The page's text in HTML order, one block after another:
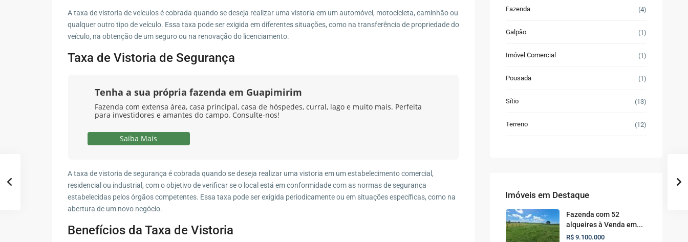
A taxa de vistoria de veículos é cobrada quando se deseja realizar uma vistoria em um automóvel, motocicleta, caminhão ou
qualquer outro tipo de veículo. Essa taxa pode ser exigida em diferentes situações, como na transferência de propriedade do
veículo, na obtenção de um seguro ou na renovação do licenciamento.
Taxa de Vistoria de Segurança
Tenha a sua própria fazenda em Guapimirim
Fazenda com extensa área, casa principal, casa de hóspedes, curral, lago e muito mais. Perfeita
para investidores e amantes do campo. Consulte-nos!
Saiba Mais
A taxa de vistoria de segurança é cobrada quando se deseja realizar uma vistoria em um estabelecimento comercial,
residencial ou industrial, com o objetivo de verificar se o local está em conformidade com as normas de segurança
estabelecidas pelos órgãos competentes. Essa taxa pode ser exigida periodicamente ou em situações específicas, como na
abertura de um novo negócio.
Benefícios da Taxa de Vistoria
Fazenda (4)
Galpão (1)
Imóvel Comercial (1)
Pousada (1)
Sítio (13)
Terreno (12)
Imóveis em Destaque
Fazenda com 52
alqueires à Venda em...
R$ 9.100.000